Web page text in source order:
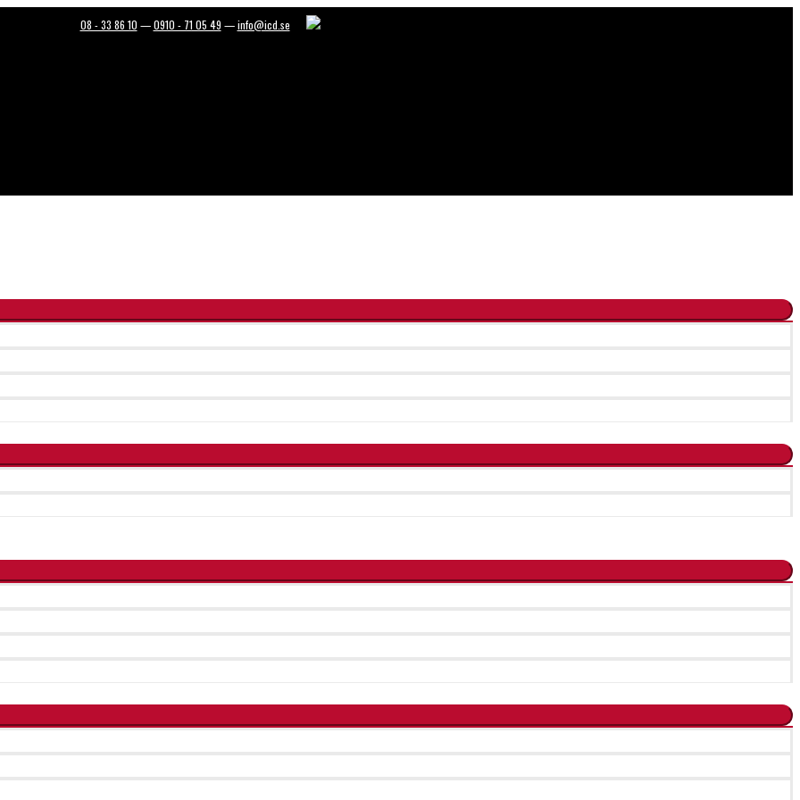
08 - 33 86 10 —0910 - 71 05 49 —info@icd.se
Slå
på/av
Slå
på/av
Slå
på/av
Slå
på/av